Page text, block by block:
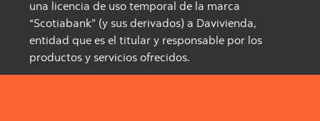
una licencia de uso temporal de la marca
“Scotiabank” (y sus derivados) a Davivienda,
entidad que es el titular y responsable por los
productos y servicios ofrecidos.